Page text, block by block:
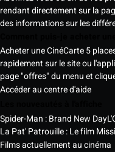
rendant directement sur la
des informations sur les
Acheter une CinéCarte 5
rapidement sur le site ou
page "offres" du menu et
Accéder au centre d'aide
Spider-Man : Brand New Day
La Pat' Patrouille : Le film
Films actuellement au cinéma